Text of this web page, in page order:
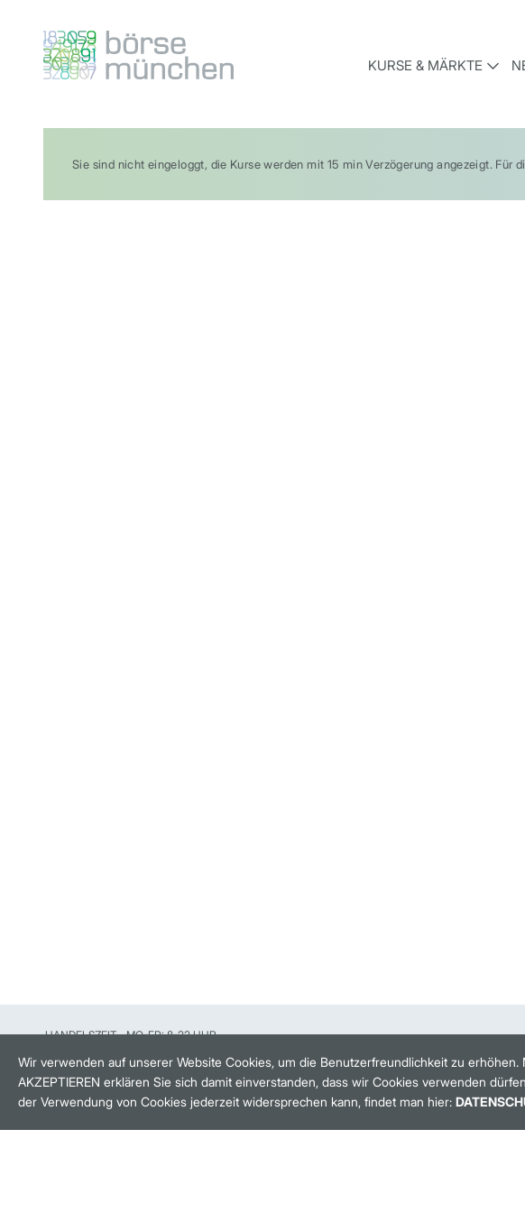
KURSE & MÄRKTE
Sie sind nicht eingeloggt, die Kurse werden mit 15 min Verzögerung angezeigt. Für
BANKEINSTELLUNGEN
HÄUFIG GESUCHT: M:ACCESS AKTIEN-FINDER
HANDELSZEIT MO-FR: 8-22 UHR
Wir verwenden auf unserer Website Cookies, um die Benutzerfreundlichkeit zu erhöhen.
AKZEPTIEREN erklären Sie sich damit einverstanden, dass wir Cookies verwenden
der Verwendung von Cookies jederzeit widersprechen kann, findet man hier: